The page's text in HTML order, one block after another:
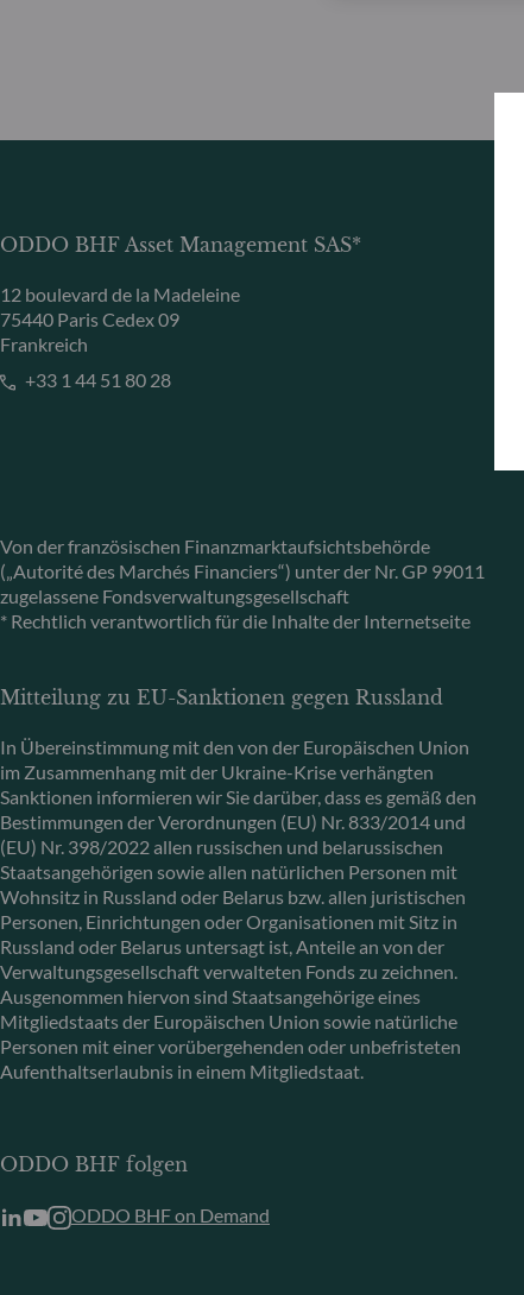
ODDO BHF Asset Management SAS*
12 boulevard de la Madeleine
75440 Paris Cedex 09
Frankreich
+33 1 44 51 80 28
Von der französischen Finanzmarktaufsichtsbehörde
(„Autorité des Marchés Financiers“) unter der Nr. GP 99011
zugelassene Fondsverwaltungsgesellschaft
* Rechtlich verantwortlich für die Inhalte der Internetseite
Mitteilung zu EU-Sanktionen gegen Russland
In Übereinstimmung mit den von der Europäischen Union
im Zusammenhang mit der Ukraine-Krise verhängten
Sanktionen informieren wir Sie darüber, dass es gemäß den
Bestimmungen der Verordnungen (EU) Nr. 833/2014 und
(EU) Nr. 398/2022 allen russischen und belarussischen
Staatsangehörigen sowie allen natürlichen Personen mit
Wohnsitz in Russland oder Belarus bzw. allen juristischen
Personen, Einrichtungen oder Organisationen mit Sitz in
Russland oder Belarus untersagt ist, Anteile an von der
Verwaltungsgesellschaft verwalteten Fonds zu zeichnen.
Ausgenommen hiervon sind Staatsangehörige eines
Mitgliedstaats der Europäischen Union sowie natürliche
Personen mit einer vorübergehenden oder unbefristeten
Aufenthaltserlaubnis in einem Mitgliedstaat.
ODDO BHF folgen
ODDO BHF on Demand